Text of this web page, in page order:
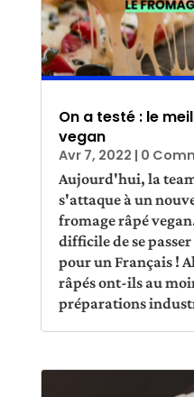
On a testé : le
vegan
Avr 7, 2022 | 0
Aujourd'hui, la
s'attaque à un
fromage râpé
difficile de se
pour un Français !
râpés ont-ils au
préparations